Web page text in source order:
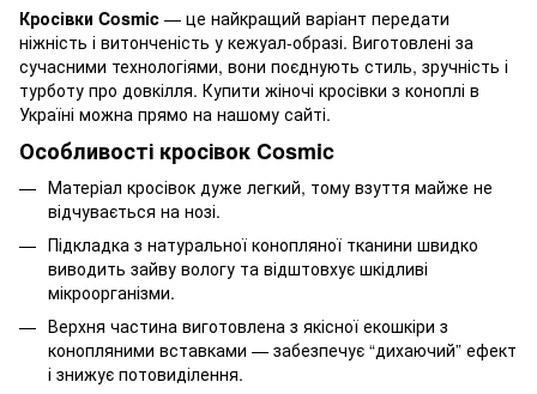
Кросівки Cosmic — це найкращий варіант передати
ніжність і витонченість у кежуал-образі. Виготовлені за
сучасними технологіями, вони поєднують стиль, зручність і
турботу про довкілля. Купити жіночі кросівки з коноплі в
Україні можна прямо на нашому сайті.
Особливості кросівок Cosmic
Матеріал кросівок дуже легкий, тому взуття майже не
відчувається на нозі.
Підкладка з натуральної конопляної тканини швидко
виводить зайву вологу та відштовхує шкідливі
мікроорганізми.
Верхня частина виготовлена з якісної екошкіри з
конопляними вставками — забезпечує “дихаючий” ефект
і знижує потовиділення.